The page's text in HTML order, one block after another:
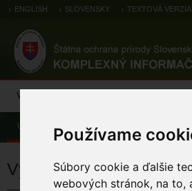
Používame
Súbory cookie a ďalšie
webových stránok, na to,
ENGLISH SLOVENSKY TEXTOVÁ VERZIA
Výsledky monitoringu
Úvod
Výsledky monitoringu